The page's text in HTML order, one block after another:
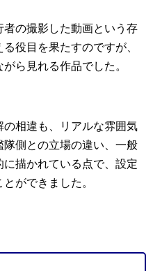
の撮影した動画という存
役目を果たすのですが、
ら見れる作品でした。
の相違も、リアルな雰囲気
側との立場の違い、一般
描かれている点で、設定
ができました。